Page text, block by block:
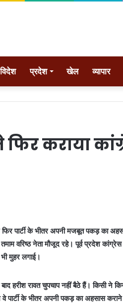
विदेश प्रदेश खेल व्यापार
फिर कराया
पार्टी के भीतर अपनी मजबूत पकड़ का
तमाम वरिष्ठ नेता मौजूद रहे। पूर्व प्रदेश
मुहर लगाई।
बाद हरीश रावत चुपचाप नहीं बैठे हैं। किसी
वे पार्टी के भीतर अपनी पकड़ का अहसास